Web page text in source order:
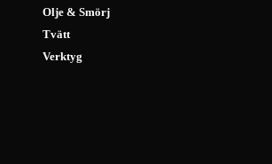
Olje & Smörj
Tvätt
Verktyg